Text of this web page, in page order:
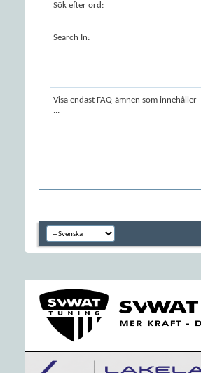
Sök efter ord:
Search In:
Visa endast FAQ-ämnen som innehåller
...